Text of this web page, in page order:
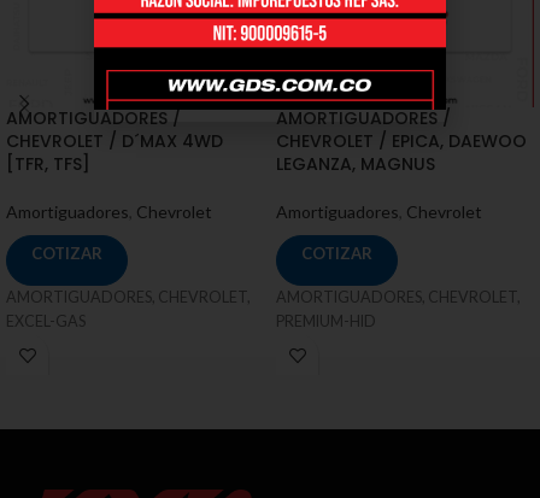
AMORTIGUADORES /
CHEVROLET / D´MAX 4WD
[TFR, TFS]
Amortiguadores Chevrolet
COTIZAR
AMORTIGUADORES, CHEVROLET,
EXCEL-GAS
AMORTIGUADORES /
CHEVROLET / EPICA, DAEWOO
LEGANZA, MAGNUS
Amortiguadores Chevrolet
COTIZAR
AMORTIGUADORES, CHEVROLET,
PREMIUM-HID